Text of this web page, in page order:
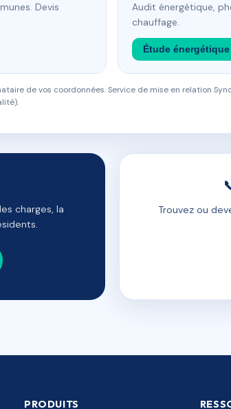
Devis
Audit énergétique,
chauffage.
Étude énergétique
de vos coordonnées. Service de mise en relation
charges, la
Trouvez ou
PRODUITS